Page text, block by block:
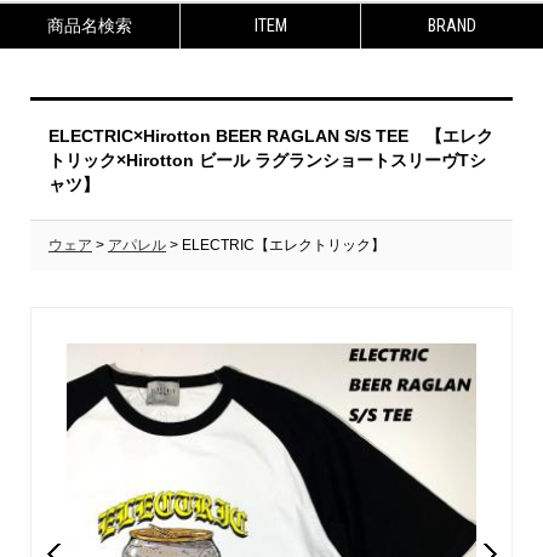
商品名検索 ITEM BRAND
ELECTRIC×Hirotton BEER RAGLAN S/S TEE 【エレク
トリック×Hirotton ビール ラグランショートスリーヴTシ
ャツ】
ウェア > アパレル > ELECTRIC【エレクトリック】